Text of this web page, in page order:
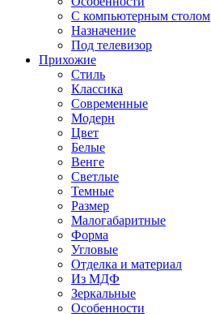
С компьютерным столом
Назначение
Под телевизор
Прихожие
Стиль
Классика
Современные
Модерн
Цвет
Белые
Венге
Светлые
Темные
Размер
Малогабаритные
Форма
Угловые
Отделка и материал
Из МДФ
Зеркальные
Особенности